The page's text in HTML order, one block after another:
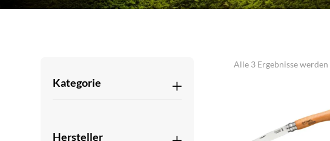
Kategorie
Hersteller
Alle 3 Ergebnisse werden